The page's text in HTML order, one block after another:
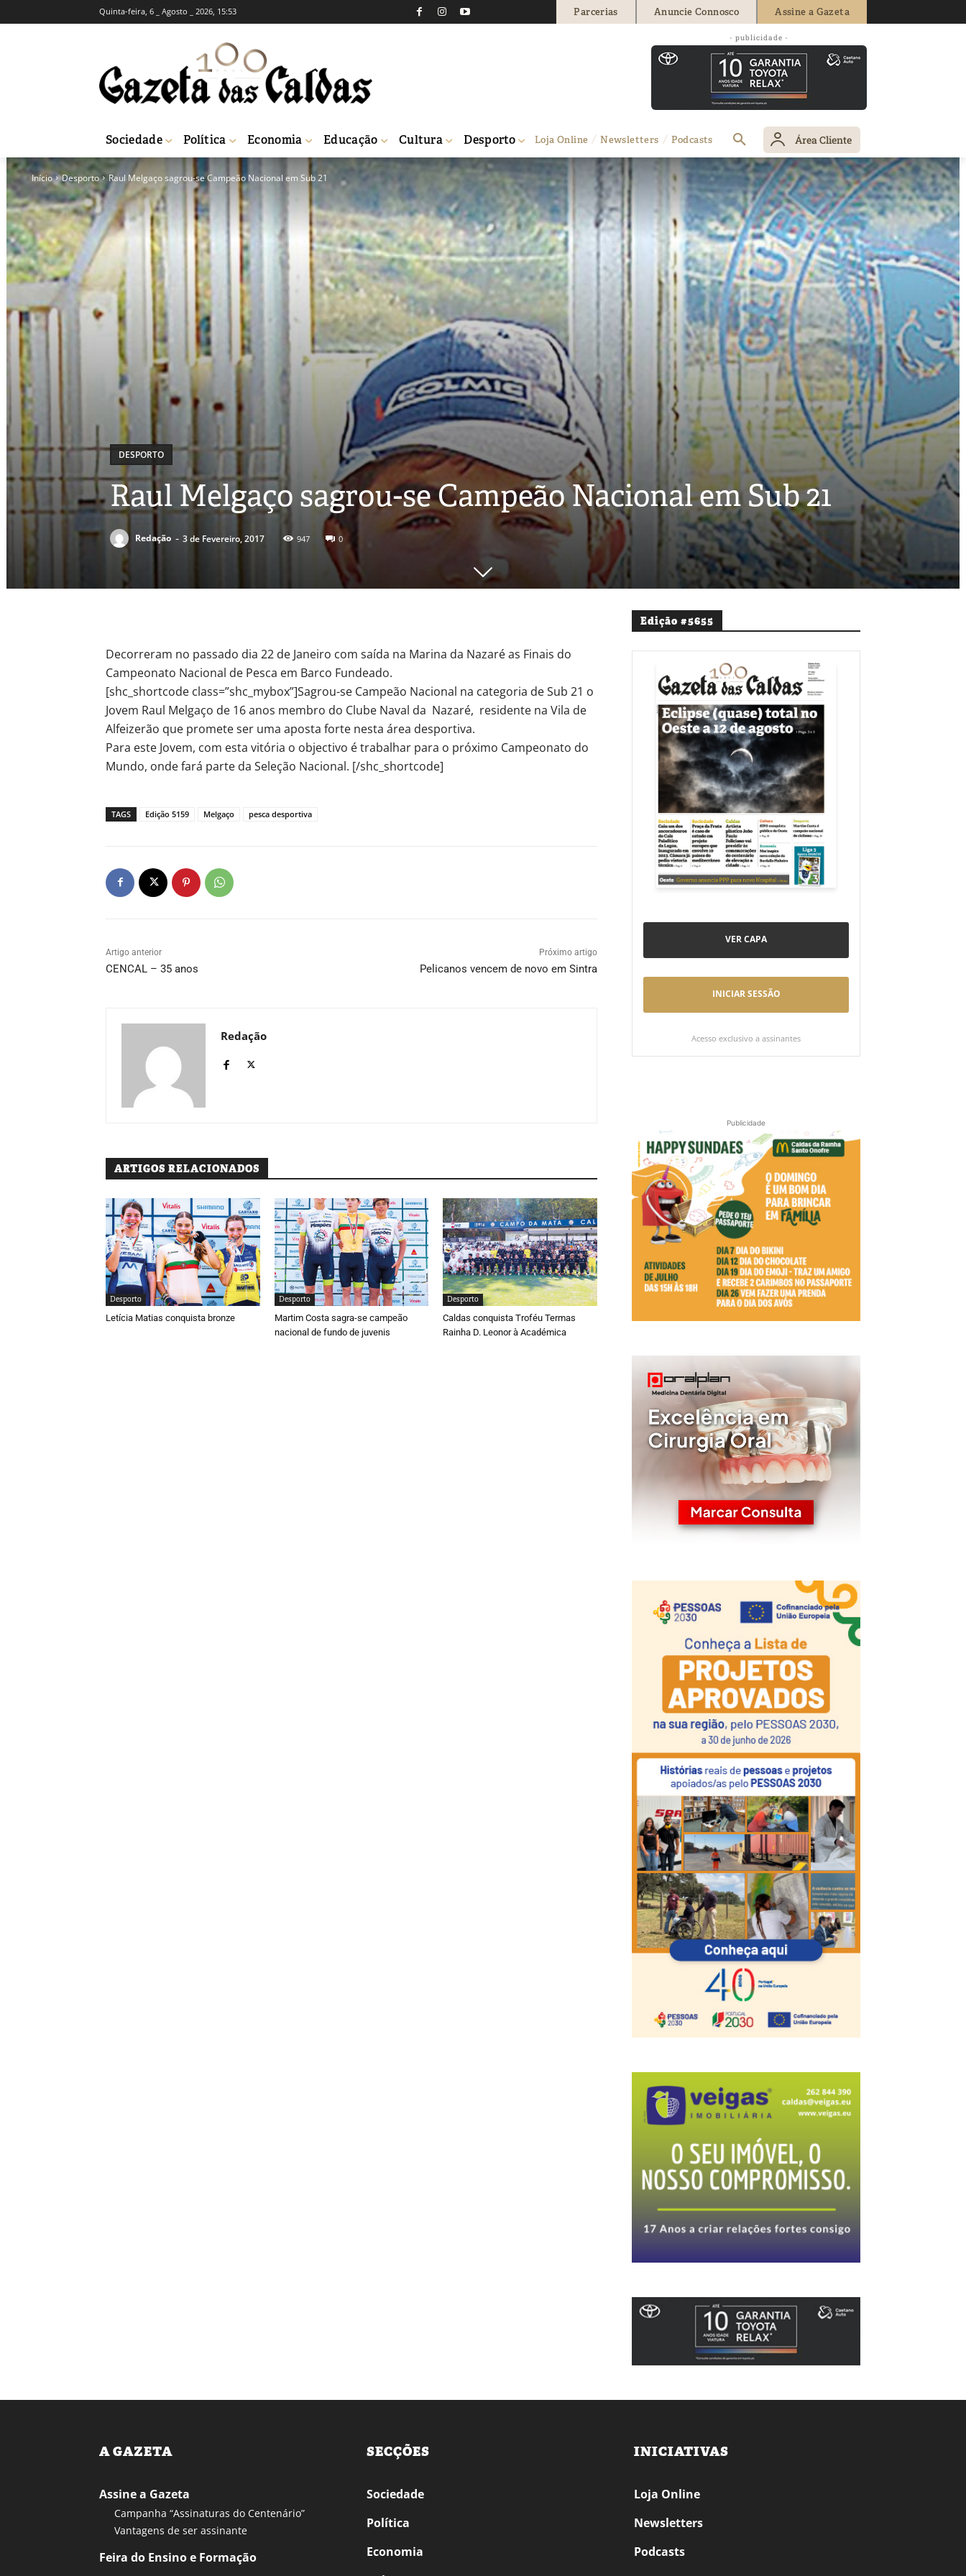
Quinta-feira, 6 _ Agosto _ 2026, 15:53 Parcerias Anuncie Connosco Assine a Gazeta
- publicidade -
Sociedade Política Economia Educação Cultura Desporto Loja Online Newsletters Podcasts Área Cliente
Início Desporto Raul Melgaço sagrou-se Campeão Nacional em Sub 21
DESPORTO
Raul Melgaço sagrou-se Campeão Nacional em Sub 21
Redação - 3 de Fevereiro, 2017 947 0
Decorreram no passado dia 22 de Janeiro com saída na Marina da Nazaré as Finais do
Campeonato Nacional de Pesca em Barco Fundeado.
[shc_shortcode class=”shc_mybox”]Sagrou-se Campeão Nacional na categoria de Sub 21 o
Jovem Raul Melgaço de 16 anos membro do Clube Naval da Nazaré, residente na Vila de
Alfeizerão que promete ser uma aposta forte nesta área desportiva.
Para este Jovem, com esta vitória o objectivo é trabalhar para o próximo Campeonato do
Mundo, onde fará parte da Seleção Nacional. [/shc_shortcode]
TAGS Edição 5159 Melgaço pesca desportiva
Artigo anterior
CENCAL – 35 anos
Próximo artigo
Pelicanos vencem de novo em Sintra
Redação
ARTIGOS RELACIONADOS
Desporto
Letícia Matias conquista bronze
Desporto
Martim Costa sagra-se campeão
nacional de fundo de juvenis
Desporto
Caldas conquista Troféu Termas
Rainha D. Leonor à Académica
Edição #5655
VER CAPA
INICIAR SESSÃO
Acesso exclusivo a assinantes
Publicidade
A GAZETA
Assine a Gazeta
Campanha “Assinaturas do Centenário”
Vantagens de ser assinante
Feira do Ensino e Formação
SECÇÕES
Sociedade
Política
Economia
INICIATIVAS
Loja Online
Newsletters
Podcasts